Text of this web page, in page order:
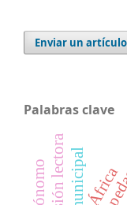
Enviar un artículo
Palabras clave
África